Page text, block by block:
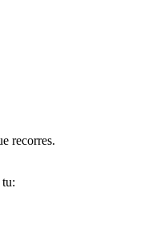
recorres.